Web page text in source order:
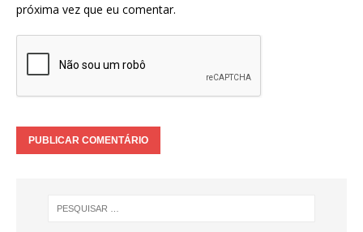
próxima vez que eu comentar.